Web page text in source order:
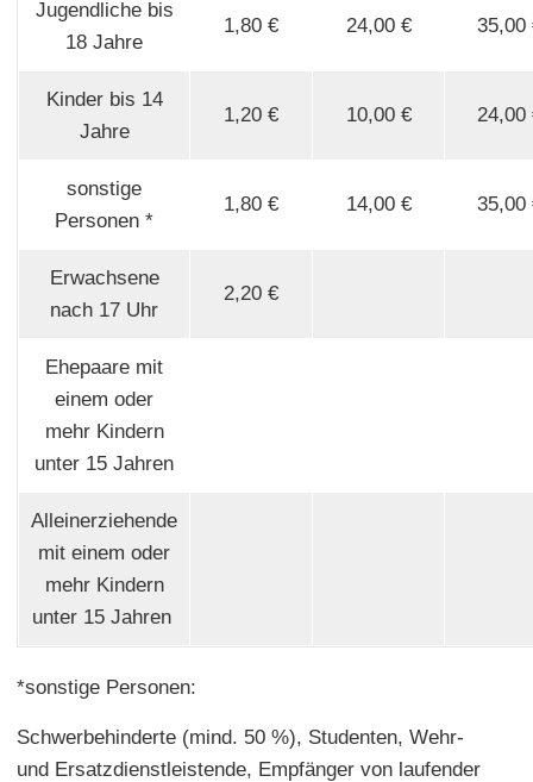
Jugendliche bis
18 Jahre
1,80 € 24,00 € 35,00
Kinder bis 14
Jahre
1,20 € 10,00 € 24,00
sonstige
Personen *
1,80 € 14,00 € 35,00
Erwachsene
nach 17 Uhr
2,20 €
Ehepaare mit
einem oder
mehr Kindern
unter 15 Jahren
Alleinerziehende
mit einem oder
mehr Kindern
unter 15 Jahren
*sonstige Personen:
Schwerbehinderte (mind. 50 %), Studenten, Wehr-
und Ersatzdienstleistende, Empfänger von laufender